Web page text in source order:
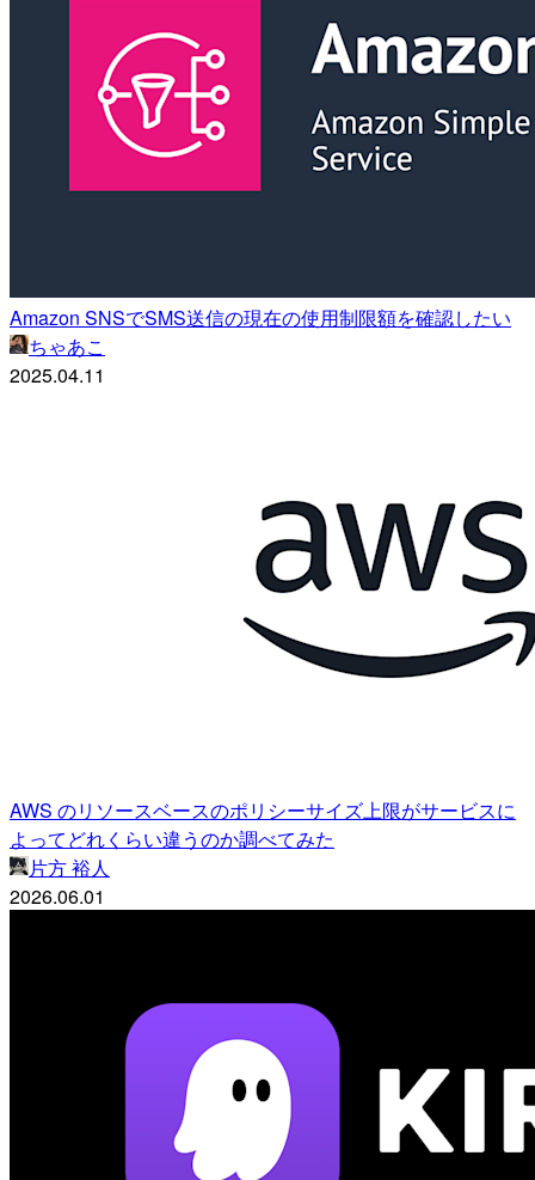
Amazon SNSでSMS送信の現在の使用制限額を確認したい
ちゃあこ
2025.04.11
AWS のリソースベースのポリシーサイズ上限がサービスに
よってどれくらい違うのか調べてみた
片方 裕人
2026.06.01